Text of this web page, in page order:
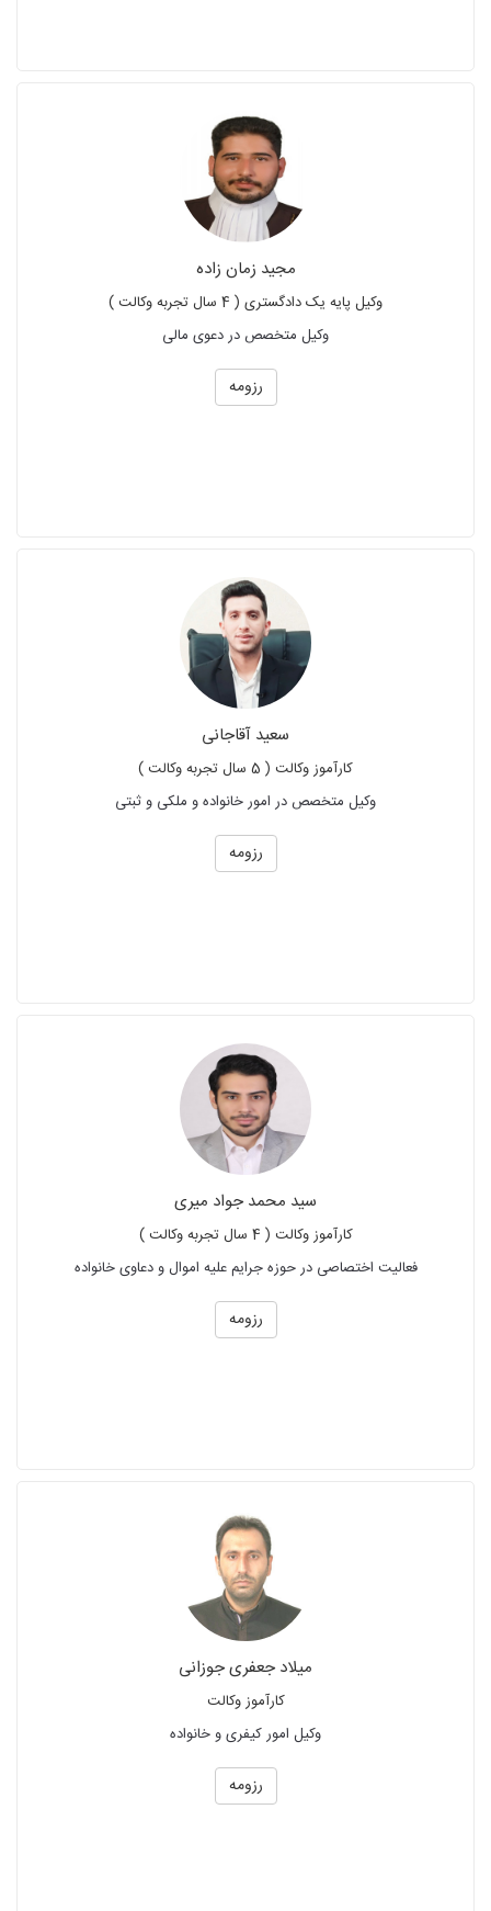
مجید زمان زاده
وکیل پایه یک دادگستری ( 4 سال تجربه وکالت )
وکیل متخصص در دعوی مالی
رزومه
سعید آقاجانی
کارآموز وکالت ( 5 سال تجربه وکالت )
وکیل متخصص در امور خانواده و ملکی و ثبتی
رزومه
سید محمد جواد میری
کارآموز وکالت ( 4 سال تجربه وکالت )
فعالیت اختصاصی در حوزه جرایم علیه اموال و دعاوی خانواده
رزومه
میلاد جعفری جوزانی
کارآموز وکالت
وکیل امور کیفری و خانواده
رزومه